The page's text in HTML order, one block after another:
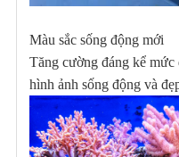
Màu sắc sống động mới
Tăng cường đáng kể mức
hình ảnh sống động và